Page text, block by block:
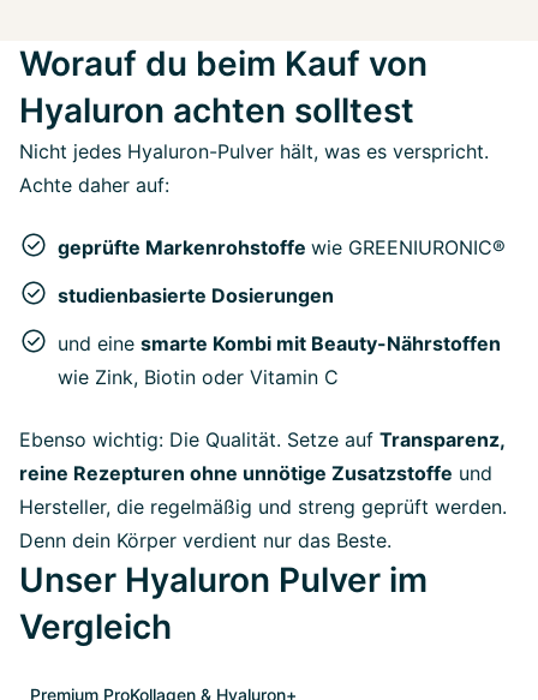
Worauf du beim Kauf von
Hyaluron achten solltest
Nicht jedes Hyaluron-Pulver hält, was es verspricht.
Achte daher auf:
geprüfte Markenrohstoffe wie GREENIURONIC®
studienbasierte Dosierungen
und eine smarte Kombi mit Beauty-Nährstoffen
wie Zink, Biotin oder Vitamin C
Ebenso wichtig: Die Qualität. Setze auf Transparenz,
reine Rezepturen ohne unnötige Zusatzstoffe und
Hersteller, die regelmäßig und streng geprüft werden.
Denn dein Körper verdient nur das Beste.
Unser Hyaluron Pulver im
Vergleich
Premium ProKollagen & Hyaluron+